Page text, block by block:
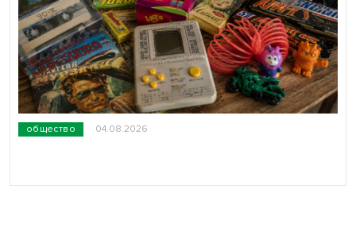
общество 04.08.2026